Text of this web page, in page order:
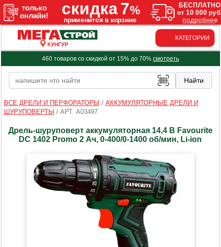
КУНГУР
КАТЕГОРИИ
460 товаров со скидкой от 15% до 70% смотреть
ВСЕ ДРЕЛИ И ПЕРФОРАТОРЫ / АККУМУЛЯТОРНЫЕ ДРЕЛИ И
ШУРУПОВЕРТЫ / АРТ. A03497
Дрель-шуруповерт аккумуляторная 14,4 В Favourite
DC 1402 Promo 2 Ач, 0-400/0-1400 об/мин, Li-ion